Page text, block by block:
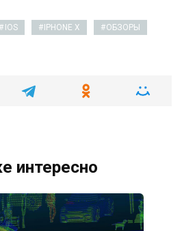
IOS IPHONE X
ОБЗОРЫ
интересно